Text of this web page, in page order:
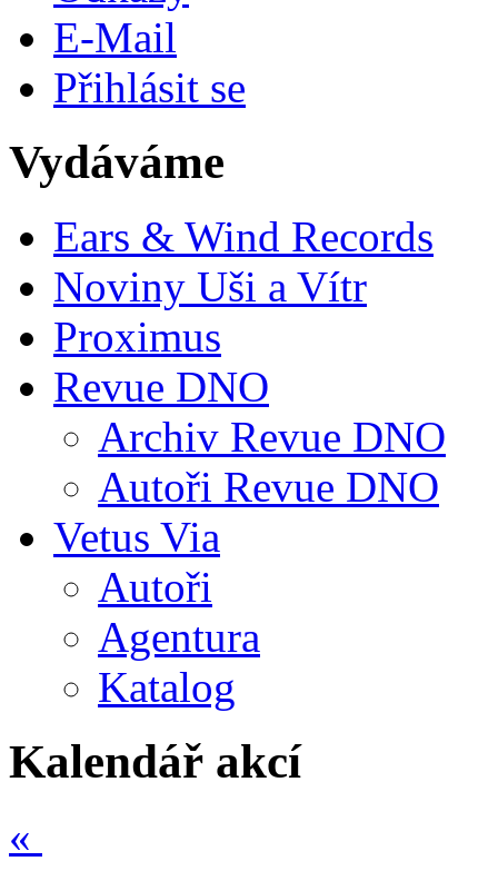
E-Mail
Přihlásit se
Vydáváme
Ears & Wind Records
Noviny Uši a Vítr
Proximus
Revue DNO
Archiv Revue DNO
Autoři Revue DNO
Vetus Via
Autoři
Agentura
Katalog
Kalendář akcí
«